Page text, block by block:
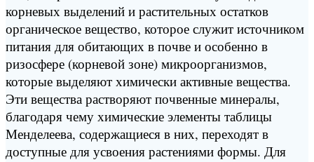
корневых выделений и растительных остатков
органическое вещество, которое служит источником
питания для обитающих в почве и особенно в
ризосфере (корневой зоне) микроорганизмов,
которые выделяют химически активные вещества.
Эти вещества растворяют почвенные минералы,
благодаря чему химические элементы таблицы
Менделеева, содержащиеся в них, переходят в
доступные для усвоения растениями формы. Для